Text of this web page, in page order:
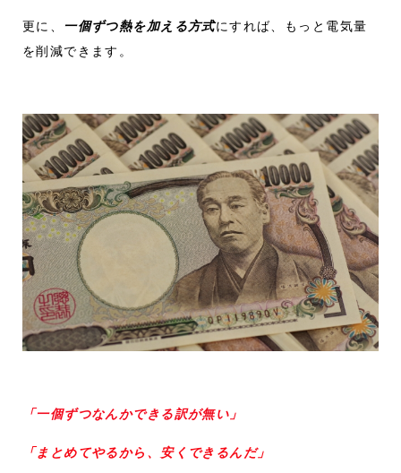
更に、 一個ずつ熱を加える方式にすれば、もっと電気量
を削減できます。
「一個ずつなんかできる訳が無い」
「まとめてやるから、安くできるんだ」